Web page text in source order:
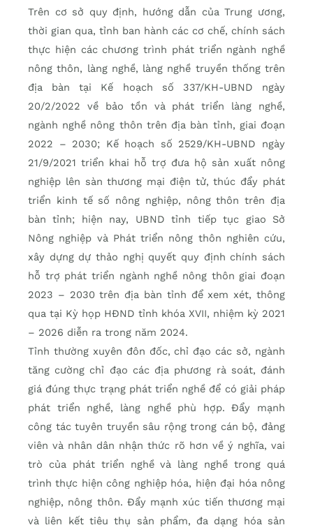
Trên cơ sở quy định, hướng dẫn của Trung ương,
thời gian qua, tỉnh ban hành các cơ chế, chính sách
thực hiện các chương trình phát triển ngành nghề
nông thôn, làng nghề, làng nghề truyền thống trên
địa bàn tại Kế hoạch số 337/KH-UBND ngày
20/2/2022 về bảo tồn và phát triển làng nghề,
ngành nghề nông thôn trên địa bàn tỉnh, giai đoạn
2022 – 2030; Kế hoạch số 2529/KH-UBND ngày
21/9/2021 triển khai hỗ trợ đưa hộ sản xuất nông
nghiệp lên sàn thương mại điện tử, thúc đẩy phát
triển kinh tế số nông nghiệp, nông thôn trên địa
bàn tỉnh; hiện nay, UBND tỉnh tiếp tục giao Sở
Nông nghiệp và Phát triển nông thôn nghiên cứu,
xây dựng dự thảo nghị quyết quy định chính sách
hỗ trợ phát triển ngành nghề nông thôn giai đoạn
2023 – 2030 trên địa bàn tỉnh để xem xét, thông
qua tại Kỳ họp HĐND tỉnh khóa XVII, nhiệm kỳ 2021
– 2026 diễn ra trong năm 2024.
Tỉnh thường xuyên đôn đốc, chỉ đạo các sở, ngành
tăng cường chỉ đạo các địa phương rà soát, đánh
giá đúng thực trạng phát triển nghề để có giải pháp
phát triển nghề, làng nghề phù hợp. Ðẩy mạnh
công tác tuyên truyền sâu rộng trong cán bộ, đảng
viên và nhân dân nhận thức rõ hơn về ý nghĩa, vai
trò của phát triển nghề và làng nghề trong quá
trình thực hiện công nghiệp hóa, hiện đại hóa nông
nghiệp, nông thôn. Đẩy mạnh xúc tiến thương mại
và liên kết tiêu thụ sản phẩm, đa dạng hóa sản